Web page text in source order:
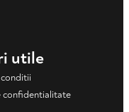
utile
confidentialitate